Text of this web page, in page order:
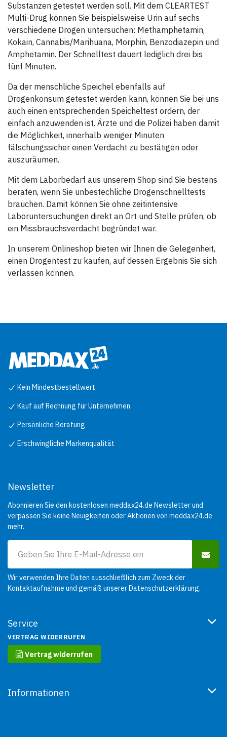
Hygieneanforderungen. Das
Einwegmundstück ist zum
speziell geformten
Griffbereich so positioniert,
dass es automatisch für einen
sicheren, hygienischen
Abstand zwischen den Händen
des Bedieners und der
direkten Lippenkontakt mit
dem Gerät zu vermeiden.
Mittels eines
Auswerfersystems lassen sich
die Standard-Mundstücke
anschließend schnell und
einfach entfernen. Das Dräger
Alcotest 7510 zeichnet sich
durch eine umfassende
Datenverwaltung und
speichert vielfältige
Informationen. Über
Auswahllisten oder Freitexte
lässt es sich dabei individuell
an verschiedene
Anforderungen anpassen. Das
Testergebnis wird immer
zusammen mit einer
entsprechenden Datum und
der Uhrzeit gespeichert. Gerät
muß alle 6 Monate neu
Substanzen getestet werden soll. Mit dem CLEARTEST
Multi-Drug können Sie beispielsweise Urin auf sechs
verschiedene Drogen untersuchen: Methamphetamin,
Kokain, Cannabis/Marihuana, Morphin, Benzodiazepin und
Amphetamin. Der Schnelltest dauert lediglich drei bis
fünf Minuten.
Da der menschliche Speichel ebenfalls auf
Drogenkonsum getestet werden kann, können Sie bei uns
auch einen entsprechenden Speicheltest ordern, der
einfach anzuwenden ist. Ärzte und die Polizei haben damit
die Möglichkeit, innerhalb weniger Minuten
fälschungssicher einen Verdacht zu bestätigen oder
auszuräumen.
Mit dem Laborbedarf aus unserem Shop sind Sie bestens
beraten, wenn Sie unbestechliche Drogenschnelltests
brauchen. Damit können Sie ohne zeitintensive
Laboruntersuchungen direkt an Ort und Stelle prüfen, ob
ein Missbrauchsverdacht begründet war.
In unserem Onlineshop bieten wir Ihnen die Gelegenheit,
einen Drogentest zu kaufen, auf dessen Ergebnis Sie sich
verlassen können.
Kein Mindestbestellwert
Kauf auf Rechnung für Unternehmen
Persönliche Beratung
Erschwingliche Markenqualität
Service
VERTRAG WIDERRUFEN
Vertrag widerrufen
Informationen
Newsletter
Abonnieren Sie den kostenlosen meddax24.de Newsletter und
verpassen Sie keine Neuigkeiten oder Aktionen von meddax24.de
mehr.
Wir verwenden Ihre Daten ausschließlich zum Zweck der
Kontaktaufnahme und gemäß unsererDatenschutzerklärung.